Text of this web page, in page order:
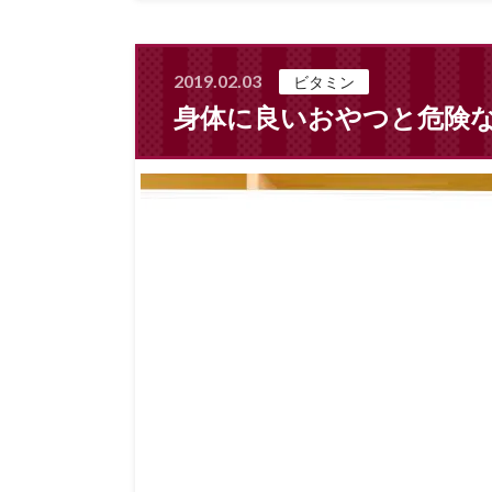
2019.02.03 ビタミン
身体に良いおやつと危険